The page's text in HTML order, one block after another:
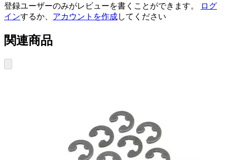
登録ユーザーのみがレビューを書くことができます。
ログ
インするか、 アカウントを作成してください
関連商品